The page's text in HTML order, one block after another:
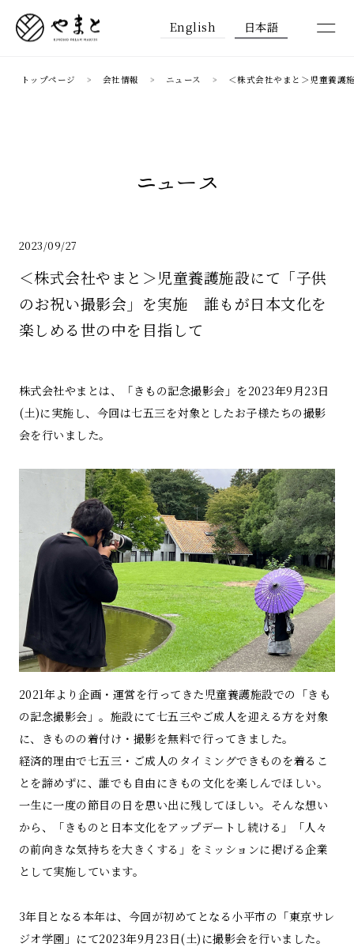
English 日本語
トップページ 会社情報 ニュース ＜株式会社やまと＞児童養護
ニュース
2023/09/27
＜株式会社やまと＞児童養護施設にて「子供
のお祝い撮影会」を実施 誰もが日本文化を
楽しめる世の中を目指して
株式会社やまとは、「きもの記念撮影会」を2023年9月23日
(土)に実施し、今回は七五三を対象としたお子様たちの撮影
会を行いました。
2021年より企画・運営を行ってきた児童養護施設での「きも
の記念撮影会」。施設にて七五三やご成人を迎える方を対象
に、きものの着付け・撮影を無料で行ってきました。
経済的理由で七五三・ご成人のタイミングできものを着るこ
とを諦めずに、誰でも自由にきもの文化を楽しんでほしい。
一生に一度の節目の日を思い出に残してほしい。そんな想い
から、「きものと日本文化をアップデートし続ける」「人々
の前向きな気持ちを大きくする」をミッションに掲げる企業
として実施しています。
3年目となる本年は、今回が初めてとなる小平市の「東京サレ
ジオ学園」にて2023年9月23日(土)に撮影会を行いました。